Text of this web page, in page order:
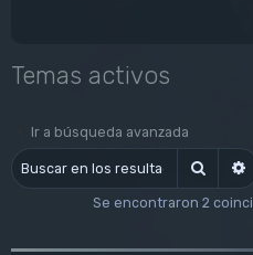
Temas activos
Ir a búsqueda avanzada
Buscar
Se encontraron 2